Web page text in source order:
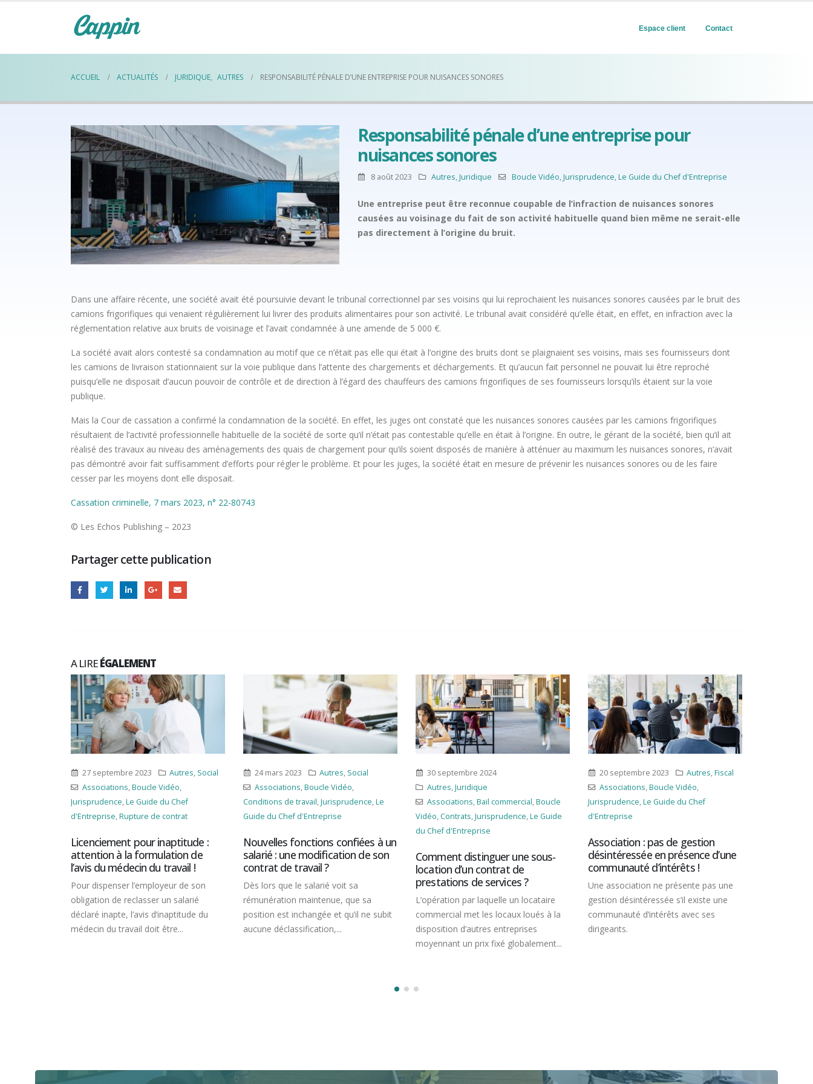
Espace client Contact
ACCUEIL ACTUALITÉS JURIDIQUE, AUTRES RESPONSABILITÉ PÉNALE D’UNE ENTREPRISE POUR NUISANCES SONORES
Responsabilité pénale d’une entreprise pour
nuisances sonores
8 août 2023 Autres,Juridique Boucle Vidéo,Jurisprudence,Le Guide du Chef d'Entreprise
Une entreprise peut être reconnue coupable de l’infraction de nuisances sonores
causées au voisinage du fait de son activité habituelle quand bien même ne serait-elle
pas directement à l’origine du bruit.
Dans une affaire récente, une société avait été poursuivie devant le tribunal correctionnel par ses voisins qui lui reprochaient les nuisances sonores causées par le bruit des
camions frigorifiques qui venaient régulièrement lui livrer des produits alimentaires pour son activité. Le tribunal avait considéré qu’elle était, en effet, en infraction avec la
réglementation relative aux bruits de voisinage et l’avait condamnée à une amende de 5 000 €.
La société avait alors contesté sa condamnation au motif que ce n’était pas elle qui était à l’origine des bruits dont se plaignaient ses voisins, mais ses fournisseurs dont
les camions de livraison stationnaient sur la voie publique dans l’attente des chargements et déchargements. Et qu’aucun fait personnel ne pouvait lui être reproché
puisqu’elle ne disposait d’aucun pouvoir de contrôle et de direction à l’égard des chauffeurs des camions frigorifiques de ses fournisseurs lorsqu’ils étaient sur la voie
publique.
Mais la Cour de cassation a confirmé la condamnation de la société. En effet, les juges ont constaté que les nuisances sonores causées par les camions frigorifiques
résultaient de l’activité professionnelle habituelle de la société de sorte qu’il n’était pas contestable qu’elle en était à l’origine. En outre, le gérant de la société, bien qu’il ait
réalisé des travaux au niveau des aménagements des quais de chargement pour qu’ils soient disposés de manière à atténuer au maximum les nuisances sonores, n’avait
pas démontré avoir fait suffisamment d’efforts pour régler le problème. Et pour les juges, la société était en mesure de prévenir les nuisances sonores ou de les faire
cesser par les moyens dont elle disposait.
Cassation criminelle, 7 mars 2023, n° 22-80743
© Les Echos Publishing – 2023
Partager cette publication
A LIREÉGALEMENT
27 septembre 2023 Autres, Social
Associations,Boucle Vidéo,
Jurisprudence,Le Guide du Chef
d'Entreprise,Rupture de contrat
Licenciement pour inaptitude :
attention à la formulation de
l’avis du médecin du travail !
Pour dispenser l’employeur de son
obligation de reclasser un salarié
déclaré inapte, l’avis d’inaptitude du
médecin du travail doit être...
24 mars 2023 Autres, Social
Associations,Boucle Vidéo,
Conditions de travail,Jurisprudence,Le
Guide du Chef d'Entreprise
Nouvelles fonctions confiées à un
salarié : une modification de son
contrat de travail ?
Dès lors que le salarié voit sa
rémunération maintenue, que sa
position est inchangée et qu’il ne subit
aucune déclassification,...
30 septembre 2024
Autres,Juridique
Associations,Bail commercial,Boucle
Vidéo,Contrats,Jurisprudence,Le Guide
du Chef d'Entreprise
Comment distinguer une sous-
location d’un contrat de
prestations de services ?
L’opération par laquelle un locataire
commercial met les locaux loués à la
disposition d’autres entreprises
moyennant un prix fixé globalement...
20 septembre 2023 Autres,Fiscal
Associations,Boucle Vidéo,
Jurisprudence,Le Guide du Chef
d'Entreprise
Association : pas de gestion
désintéressée en présence d’une
communauté d’intérêts !
Une association ne présente pas une
gestion désintéressée s’il existe une
communauté d’intérêts avec ses
dirigeants.